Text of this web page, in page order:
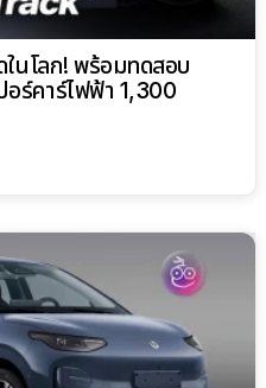
นโลก! พร้อมทดสอบ
ร์คาร์ไฟฟ้า 1,300